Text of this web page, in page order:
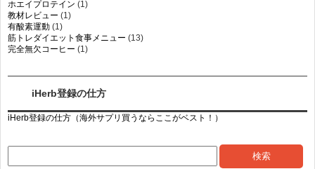
ホエイプロテイン (1)
教材レビュー (1)
有酸素運動 (1)
筋トレダイエット食事メニュー (13)
完全無欠コーヒー (1)
iHerb登録の仕方
iHerb登録の仕方（海外サプリ買うならここがベスト！）